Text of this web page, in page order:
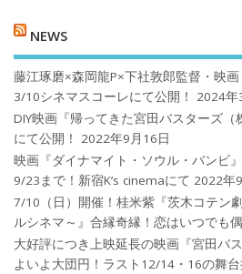
NEWS
藤江琢磨×森岡龍P×下社敦郎監督・映画
3/10シネマスコーレにて公開！
2024年
DIY映画『帰ってきた宮田バスターズ
にて公開！
2022年9月16日
映画『ダイナマイト・ソウル・バンビ
9/23まで！新宿K’s cinemaにて 2022年
7/10（日）開催！桂米紫『茨木コテン
ルシネマ～』合縁奇縁！恋はいつでも
大好評につき上映延長の映画『宮田バ
よいよ大団円！ラスト12/14・16の舞台